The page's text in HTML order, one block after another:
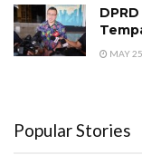
MAY
Popular Stories